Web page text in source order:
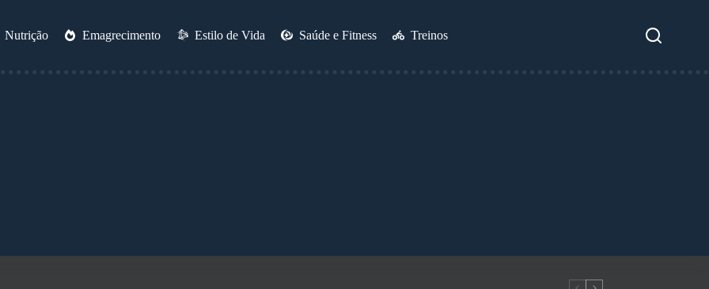
Nutrição Emagrecimento Estilo de Vida Saúde e Fitness Treinos